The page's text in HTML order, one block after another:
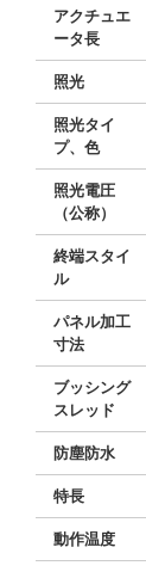
アクチュエ
ータ長
照光
照光タイ
プ、色
照光電圧
（公称）
終端スタイ
ル
パネル加工
寸法
ブッシング
スレッド
防塵防水
特長
動作温度